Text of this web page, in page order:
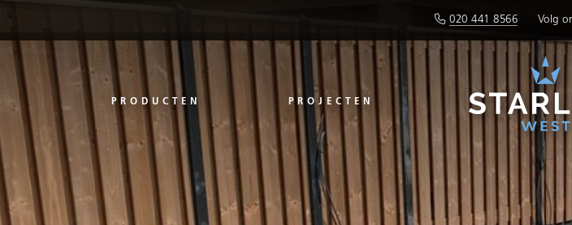
020 441 8566 Volg
PRODUCTEN PROJECTEN